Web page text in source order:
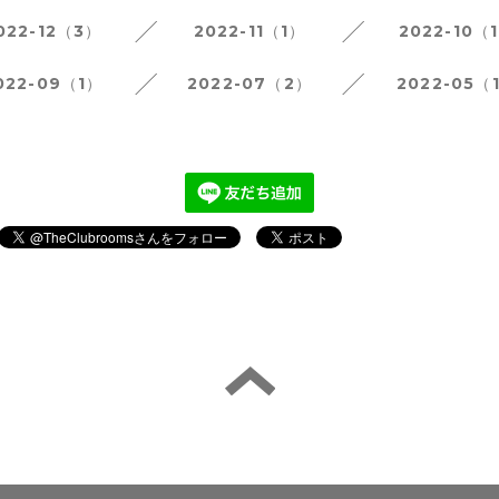
12（3） 2022-11（1） 2022-10（1
09（1） 2022-07（2） 2022-05（1